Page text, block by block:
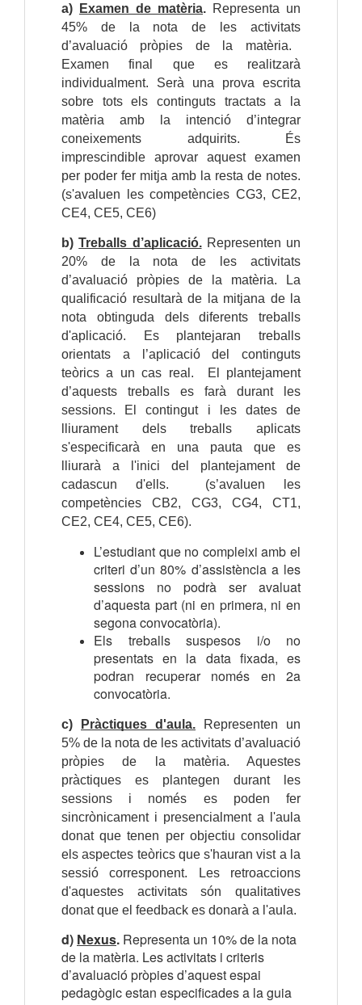
a) Examen de matèria. Representa un
45% de la nota de les activitats
d’avaluació pròpies de la matèria.
Examen final que es realitzarà
individualment. Serà una prova escrita
sobre tots els continguts tractats a la
matèria amb la intenció d’integrar
coneixements adquirits. És
imprescindible aprovar aquest examen
per poder fer mitja amb la resta de notes.
(s'avaluen les competències CG3, CE2,
CE4, CE5, CE6)
b)Treballs d’aplicació.Representen un
20% de la nota de les activitats
d’avaluació pròpies de la matèria. La
qualificació resultarà de la mitjana de la
nota obtinguda dels diferents treballs
d'aplicació. Es plantejaran treballs
orientats a l’aplicació del continguts
teòrics a un cas real. El plantejament
d’aquests treballs es farà durant les
sessions. El contingut i les dates de
lliurament dels treballs aplicats
s'especificarà en una pauta que es
lliurarà a l'inici del plantejament de
cadascun d'ells. (s’avaluen les
competències CB2, CG3, CG4, CT1,
CE2, CE4, CE5, CE6).
L’estudiant que no compleixi amb el
criteri d’un 80% d’assistència a les
sessions no podrà ser avaluat
d’aquesta part (ni en primera, ni en
segona convocatòria).
Els treballs suspesos i/o no
presentats en la data fixada, es
podran recuperar només en 2a
convocatòria.
c) Pràctiques d'aula. Representen un
5% de la nota de les activitats d’avaluació
pròpies de la matèria. Aquestes
pràctiques es plantegen durant les
sessions i només es poden fer
sincrònicament i presencialment a l'aula
donat que tenen per objectiu consolidar
els aspectes teòrics que s'hauran vist a la
sessió corresponent. Les retroaccions
d'aquestes activitats són qualitatives
donat que el feedback es donarà a l'aula.
d) Nexus. Representa un 10% de la nota
de la matèria. Les activitats i criteris
d’avaluació pròpies d’aquest espai
pedagògic estan especificades a la guia